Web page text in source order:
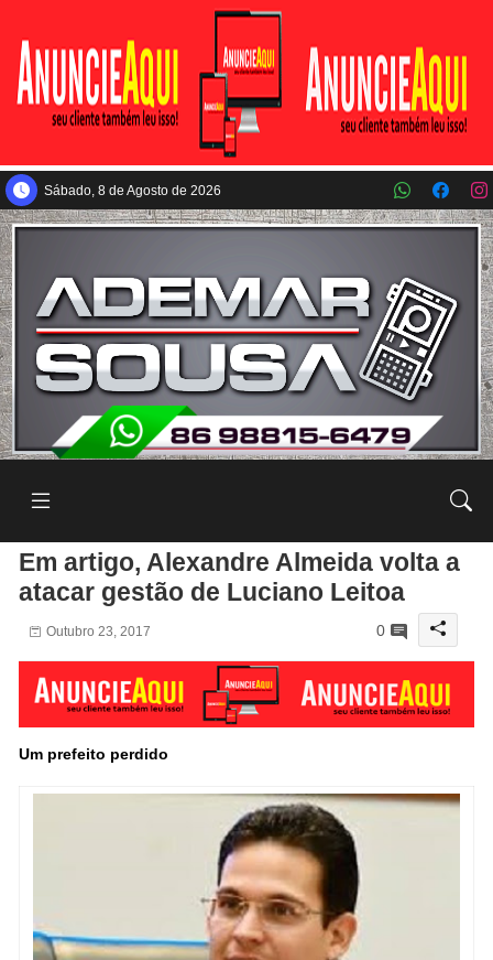
Pular para o conteúdo principal
Sábado, 8 de Agosto de 2026
Em artigo, Alexandre Almeida volta a
atacar gestão de Luciano Leitoa
Outubro 23, 2017 0
Um prefeito perdido